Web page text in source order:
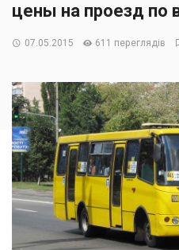
цены на проезд по
07.05.2015 611 переглядів